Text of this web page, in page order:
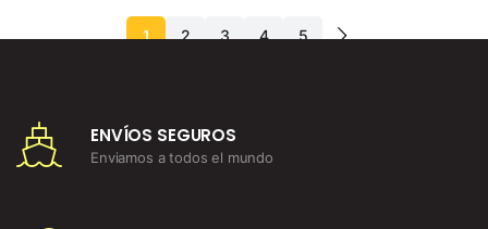
1 2 3 4 5
ENVÍOS SEGUROS
Enviamos a todos el mundo